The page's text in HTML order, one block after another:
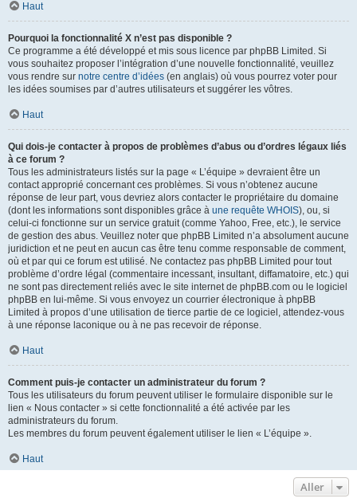
Haut
Pourquoi la fonctionnalité X n’est pas disponible ?
Ce programme a été développé et mis sous licence par phpBB Limited. Si
vous souhaitez proposer l’intégration d’une nouvelle fonctionnalité, veuillez
vous rendre sur notre centre d’idées (en anglais) où vous pourrez voter pour
les idées soumises par d’autres utilisateurs et suggérer les vôtres.
Haut
Qui dois-je contacter à propos de problèmes d’abus ou d’ordres légaux liés
à ce forum ?
Tous les administrateurs listés sur la page « L’équipe » devraient être un
contact approprié concernant ces problèmes. Si vous n’obtenez aucune
réponse de leur part, vous devriez alors contacter le propriétaire du domaine
(dont les informations sont disponibles grâce à une requête WHOIS), ou, si
celui-ci fonctionne sur un service gratuit (comme Yahoo, Free, etc.), le service
de gestion des abus. Veuillez noter que phpBB Limited n’a absolument aucune
juridiction et ne peut en aucun cas être tenu comme responsable de comment,
où et par qui ce forum est utilisé. Ne contactez pas phpBB Limited pour tout
problème d’ordre légal (commentaire incessant, insultant, diffamatoire, etc.) qui
ne sont pas directement reliés avec le site internet de phpBB.com ou le logiciel
phpBB en lui-même. Si vous envoyez un courrier électronique à phpBB
Limited à propos d’une utilisation de tierce partie de ce logiciel, attendez-vous
à une réponse laconique ou à ne pas recevoir de réponse.
Haut
Comment puis-je contacter un administrateur du forum ?
Tous les utilisateurs du forum peuvent utiliser le formulaire disponible sur le
lien « Nous contacter » si cette fonctionnalité a été activée par les
administrateurs du forum.
Les membres du forum peuvent également utiliser le lien « L’équipe ».
Haut
Aller